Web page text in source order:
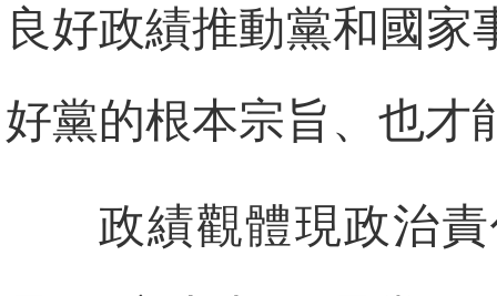
良好政績推動黨和國
好黨的根本宗旨、也才
政績觀體現政治